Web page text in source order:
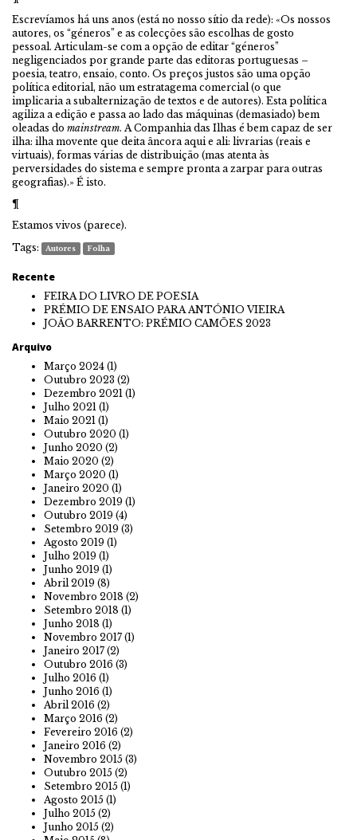
Escrevíamos há uns anos (está no nosso sítio da rede): «Os nossos
autores, os “géneros” e as colecções são escolhas de gosto
pessoal. Articulam-se com a opção de editar “géneros”
negligenciados por grande parte das editoras portuguesas –
poesia, teatro, ensaio, conto. Os preços justos são uma opção
política editorial, não um estratagema comercial (o que
implicaria a subalternização de textos e de autores). Esta política
agiliza a edição e passa ao lado das máquinas (demasiado) bem
oleadas do mainstream. A Companhia das Ilhas é bem capaz de ser
ilha: ilha movente que deita âncora aqui e ali: livrarias (reais e
virtuais), formas várias de distribuição (mas atenta às
perversidades do sistema e sempre pronta a zarpar para outras
geografias).» É isto.
¶
Estamos vivos (parece).
Tags:
Autores Folha
Recente
FEIRA DO LIVRO DE POESIA
PRÉMIO DE ENSAIO PARA ANTÓNIO VIEIRA
JOÃO BARRENTO: PRÉMIO CAMÕES 2023
Arquivo
Março 2024 (1)
Outubro 2023 (2)
Dezembro 2021 (1)
Julho 2021 (1)
Maio 2021 (1)
Outubro 2020 (1)
Junho 2020 (2)
Maio 2020 (2)
Março 2020 (1)
Janeiro 2020 (1)
Dezembro 2019 (1)
Outubro 2019 (4)
Setembro 2019 (3)
Agosto 2019 (1)
Julho 2019 (1)
Junho 2019 (1)
Abril 2019 (8)
Novembro 2018 (2)
Setembro 2018 (1)
Junho 2018 (1)
Novembro 2017 (1)
Janeiro 2017 (2)
Outubro 2016 (3)
Julho 2016 (1)
Junho 2016 (1)
Abril 2016 (2)
Março 2016 (2)
Fevereiro 2016 (2)
Janeiro 2016 (2)
Novembro 2015 (3)
Outubro 2015 (2)
Setembro 2015 (1)
Agosto 2015 (1)
Julho 2015 (2)
Junho 2015 (2)